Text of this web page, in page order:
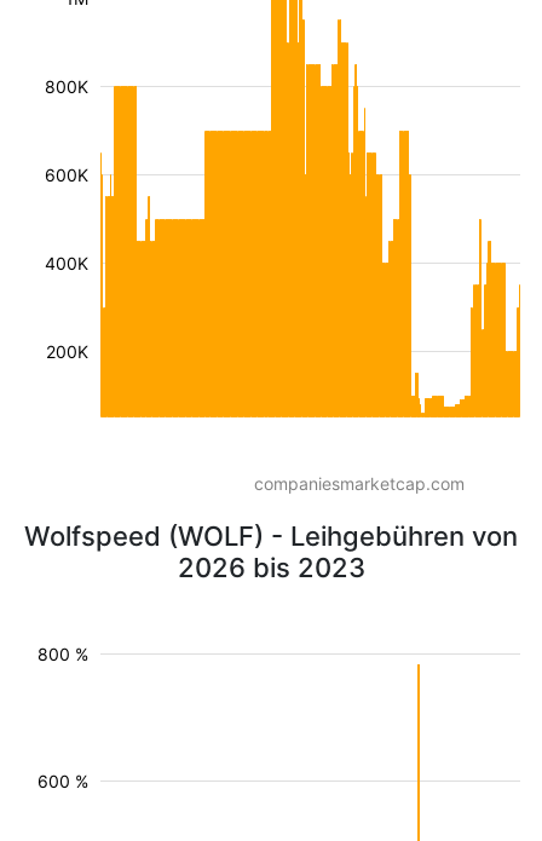
200K
400K
600K
800K
companiesmarketcap.com
Wolfspeed (WOLF) - Leihgebühren von
2026 bis 2023
600 %
800 %